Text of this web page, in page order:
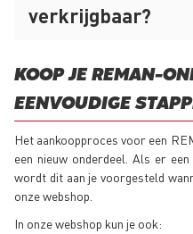
verkrijgbaar?
KOOP JE REMAN-
EENVOUDIGE
Het aankoopproces voor een
een nieuw onderdeel. Als er
wordt dit aan je voorgesteld
onze webshop.
In onze webshop kun je ook: